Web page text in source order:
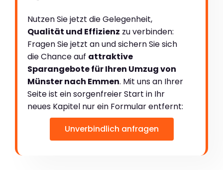
Nutzen Sie jetzt die Gelegenheit,
Qualität und Effizienz zu verbinden:
Fragen Sie jetzt an und sichern Sie sich
die Chance auf attraktive
Sparangebote für Ihren Umzug von
Münster nach Emmen. Mit uns an Ihrer
Seite ist ein sorgenfreier Start in Ihr
neues Kapitel nur ein Formular entfernt:
Unverbindlich anfragen